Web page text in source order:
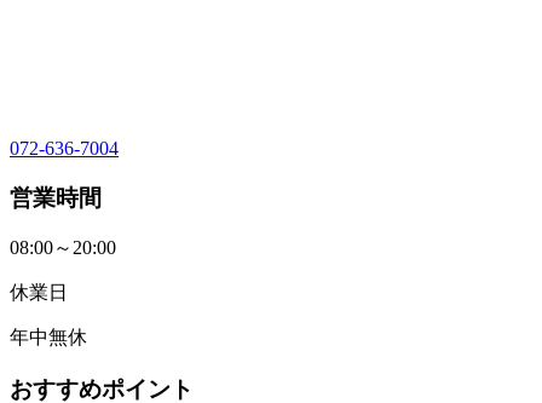
072-636-7004
営業時間
08:00～20:00
休業日
年中無休
おすすめポイント